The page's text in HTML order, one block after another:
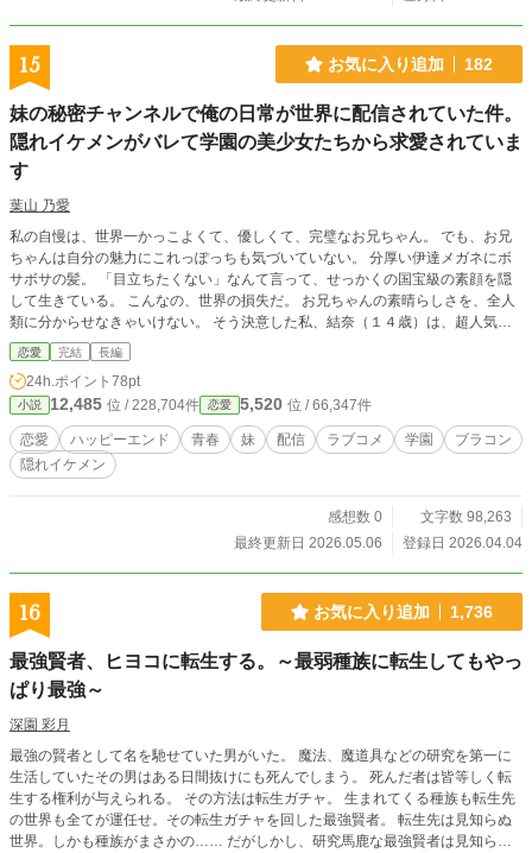
15 お気に入り追加 182
妹の秘密チャンネルで俺の日常が世界に配信されていた件。
隠れイケメンがバレて学園の美少女たちから求愛されていま
す
葉山 乃愛
私の自慢は、世界一かっこよくて、優しくて、完璧なお兄ちゃん。 でも、お兄
ちゃんは自分の魅力にこれっぽっちも気づいていない。 分厚い伊達メガネにボ
サボサの髪。 「目立ちたくない」なんて言って、せっかくの国宝級の素顔を隠
して生きている。 こんなの、世界の損失だ。 お兄ちゃんの素晴らしさを、全人
類に分からせなきゃいけない。 そう決意した私、結奈（１４歳）は、超人気Ｙ
ｏｕＴｕｂｅｒとしての特権をフル活用し、こっそり『お兄ちゃんねる』を開設
した。 朝食を作る綺麗な指先。 勉強を教える時の優しい声。 ふとした瞬間に見
せる、無自覚で色気たっぷりの微笑み。 「……尊い。お兄ちゃん、今日も最高
に輝いてるよ」 隠し撮り配信を始めた結果、チャンネル登録者数は瞬く間に数
百万人を突破。 お兄ちゃんはいつの間にか、日本中の女子たちが恋に落ちる
『伝説の王子様』になっていた。 そんなこととは露知らず、翌朝、いつものよ
うに登校したお兄ちゃん。 そこで彼を待っていたのは、全校生徒による熱狂的
「結奈……助けてくれ。なぜか知らない女子たちに婚姻届を突きつけられている
されまくりの学園ラブコメディ、開幕！
恋愛 完結 長編
24h.ポイント 78pt
小説 12,485 位 / 228,704件 恋愛 5,520 位 / 66,347件
恋愛 ハッピーエンド 青春 妹 配信 ラブコメ 学園
ブラコン
隠れイケメン
感想数 0
文字数 98,263
最終更新日 2026.05.06
登録日 2026.04.04
16 お気に入り追加 1,736
最強賢者、ヒヨコに転生する。～最弱種族に転生してもやっ
ぱり最強～
深園 彩月
最強の賢者として名を馳せていた男がいた。 魔法、魔道具などの研究を第一に
生活していたその男はある日間抜けにも死んでしまう。 死んだ者は皆等しく転
生する権利が与えられる。 その方法は転生ガチャ。 生まれてくる種族も転生先
の世界も全てが運任せ。その転生ガチャを回した最強賢者。 転生先は見知らぬ
世界。しかも種族がまさかの…… だがしかし、研究馬鹿な最強賢者は見知らぬ